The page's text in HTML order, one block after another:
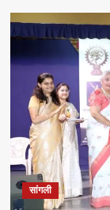
आंबोलीत
जत्राट
येथील
बेपत्ता
डॉक्टरचा
मृतदेह
अखेर
सापडला
सांगली